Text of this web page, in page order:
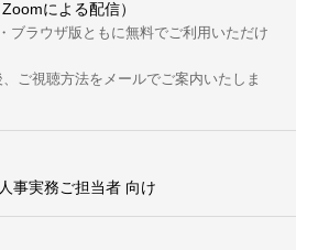
による配信）
ブラウザ版ともに無料でご利用いただけ
ご視聴方法をメールでご案内いたしま
事実務ご担当者 向け